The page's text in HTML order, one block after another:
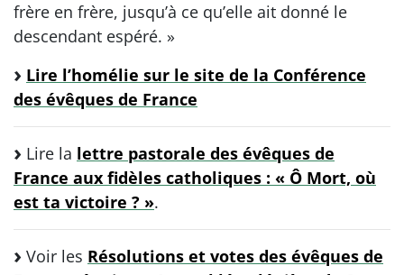
frère en frère, jusqu’à ce qu’elle ait donné le
descendant espéré. »
Lire l’homélie sur le site de la Conférence
des évêques de France
Lire la lettre pastorale des évêques de
France aux fidèles catholiques : « Ô Mort, où
est ta victoire ? ».
Voir les Résolutions et votes des évêques de